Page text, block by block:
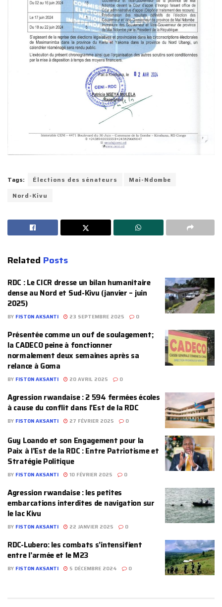
Tags: Élections des sénateurs
Mai-Ndombe
Nord-Kivu
Related Posts
‎RDC : Le CICR dresse un bilan humanitaire
dense au Nord et Sud-Kivu (janvier – juin
2025)
BY FISTON AKSANTI 23 SEPTEMBRE 2025 0
Présentée comme un ouf de soulagement;
la CADECO peine à fonctionner
normalement deux semaines après sa
relance à Goma
BY FISTON AKSANTI 20 AVRIL 2025 0
Agression rwandaise : 2 594 fermées écoles
à cause du conflit dans l’Est de la RDC
BY FISTON AKSANTI 27 FÉVRIER 2025 0
Guy Loando et son Engagement pour la
Paix à l’Est de la RDC : Entre Patriotisme et
Stratégie Politique
BY FISTON AKSANTI 10 FÉVRIER 2025 0
Agression rwandaise : les petites
embarcations interdites de navigation sur
le lac Kivu
BY FISTON AKSANTI 22 JANVIER 2025 0
RDC-Lubero: les combats s’intensifient
entre l’armée et le M23
BY FISTON AKSANTI 5 DÉCEMBRE 2024 0